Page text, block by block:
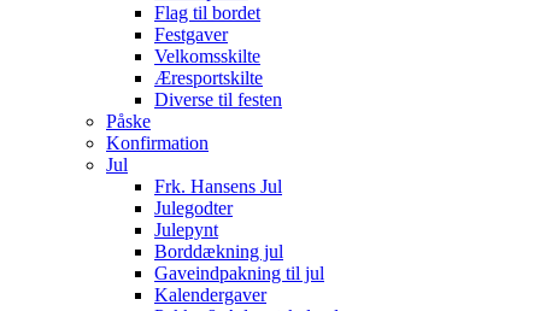
Flag til bordet
Festgaver
Velkomsskilte
Æresportskilte
Diverse til festen
Påske
Konfirmation
Jul
Frk. Hansens Jul
Julegodter
Julepynt
Borddækning jul
Gaveindpakning til jul
Kalendergaver